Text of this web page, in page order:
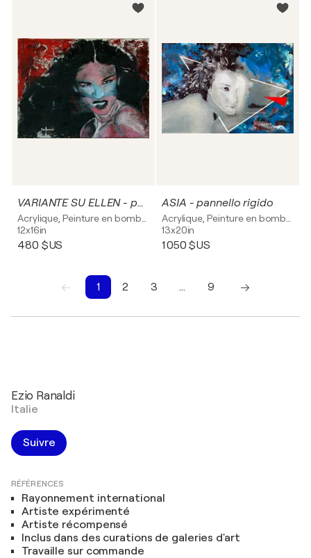
VARIANTE SU ELLEN - pannello rigido
12x16in
480 $US
ASIA - pannello rigido
13x20in
1 050 $US
1 2 3 …
9
Ezio Ranaldi
Italie
Suivre
RÉFÉRENCES
Rayonnement international
Artiste expérimenté
Artiste récompensé
Inclus dans des curations de galeries d'art
Travaille sur commande